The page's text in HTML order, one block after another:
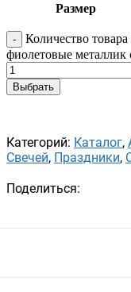
Размер
Количество
фиолетовые металлик
Выбрать
Категорий: Каталог,
Свечей, Праздники,
Поделиться: